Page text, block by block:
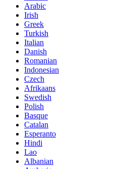
Arabic
Irish
Greek
Turkish
Italian
Danish
Romanian
Indonesian
Czech
Afrikaans
Swedish
Polish
Basque
Catalan
Esperanto
Hindi
Lao
Albanian